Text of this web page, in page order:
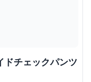
ドチェックパンツ